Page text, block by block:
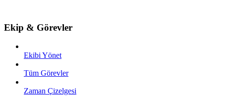
Ekip & Görevler
Ekibi Yönet
Tüm Görevler
Zaman Çizelgesi